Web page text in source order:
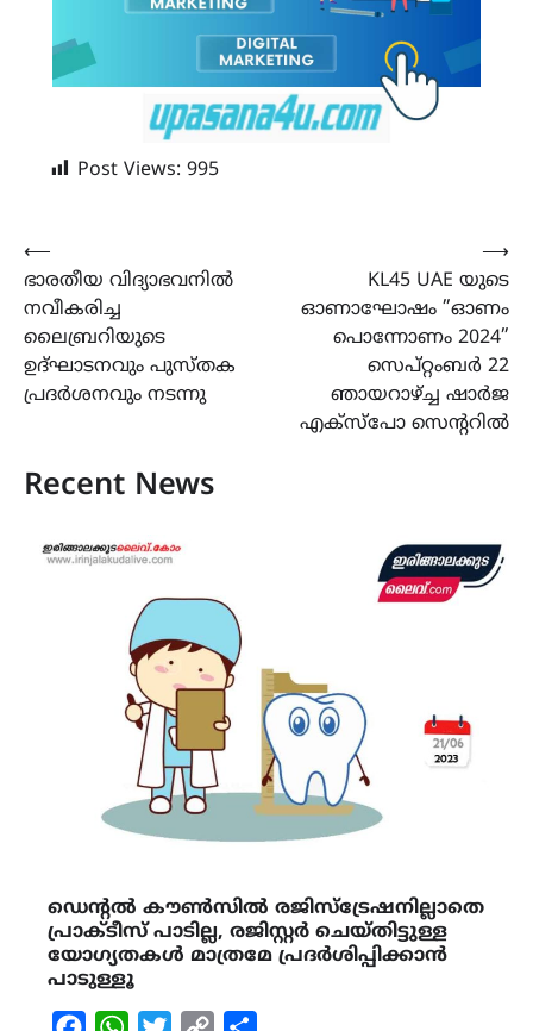
Post Views: 995
Post
navigation
⟵
ഭാരതീയ വിദ്യാഭവനിൽ
നവീകരിച്ച
ലൈബ്രറിയുടെ
ഉദ്ഘാടനവും പുസ്തക
പ്രദർശനവും നടന്നു
KL45 UAE യുടെ
ഓണാഘോഷം ”ഓണം
പൊന്നോണം 2024”
സെപ്റ്റംബർ 22
ഞായറാഴ്ച്ച ഷാർജ
എക്സ്പോ സെന്ററിൽ
⟶
Recent News
ഡെന്റൽ കൗൺസിൽ രജിസ്ട്രേഷനില്ലാതെ
പ്രാക്ടീസ് പാടില്ല, രജിസ്റ്റർ ചെയ്തിട്ടുള്ള
യോഗ്യതകൾ മാത്രമേ പ്രദർശിപ്പിക്കാൻ
പാടുള്ളൂ